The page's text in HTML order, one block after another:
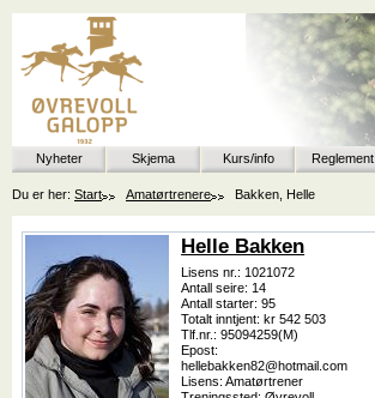
Nyheter Skjema Kurs/info Reglement
Du er her: Start Amatørtrenere Bakken, Helle
Helle Bakken
Lisens nr.: 1021072
Antall seire: 14
Antall starter: 95
Totalt inntjent: kr 542 503
Tlf.nr.: 95094259(M)
Epost:
hellebakken82@hotmail.com
Lisens: Amatørtrener